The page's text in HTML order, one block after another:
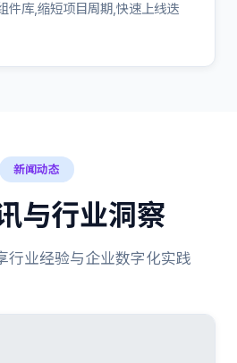
件库,缩短项目周期,快速上线迭
新闻动态
与行业洞察
行业经验与企业数字化实践